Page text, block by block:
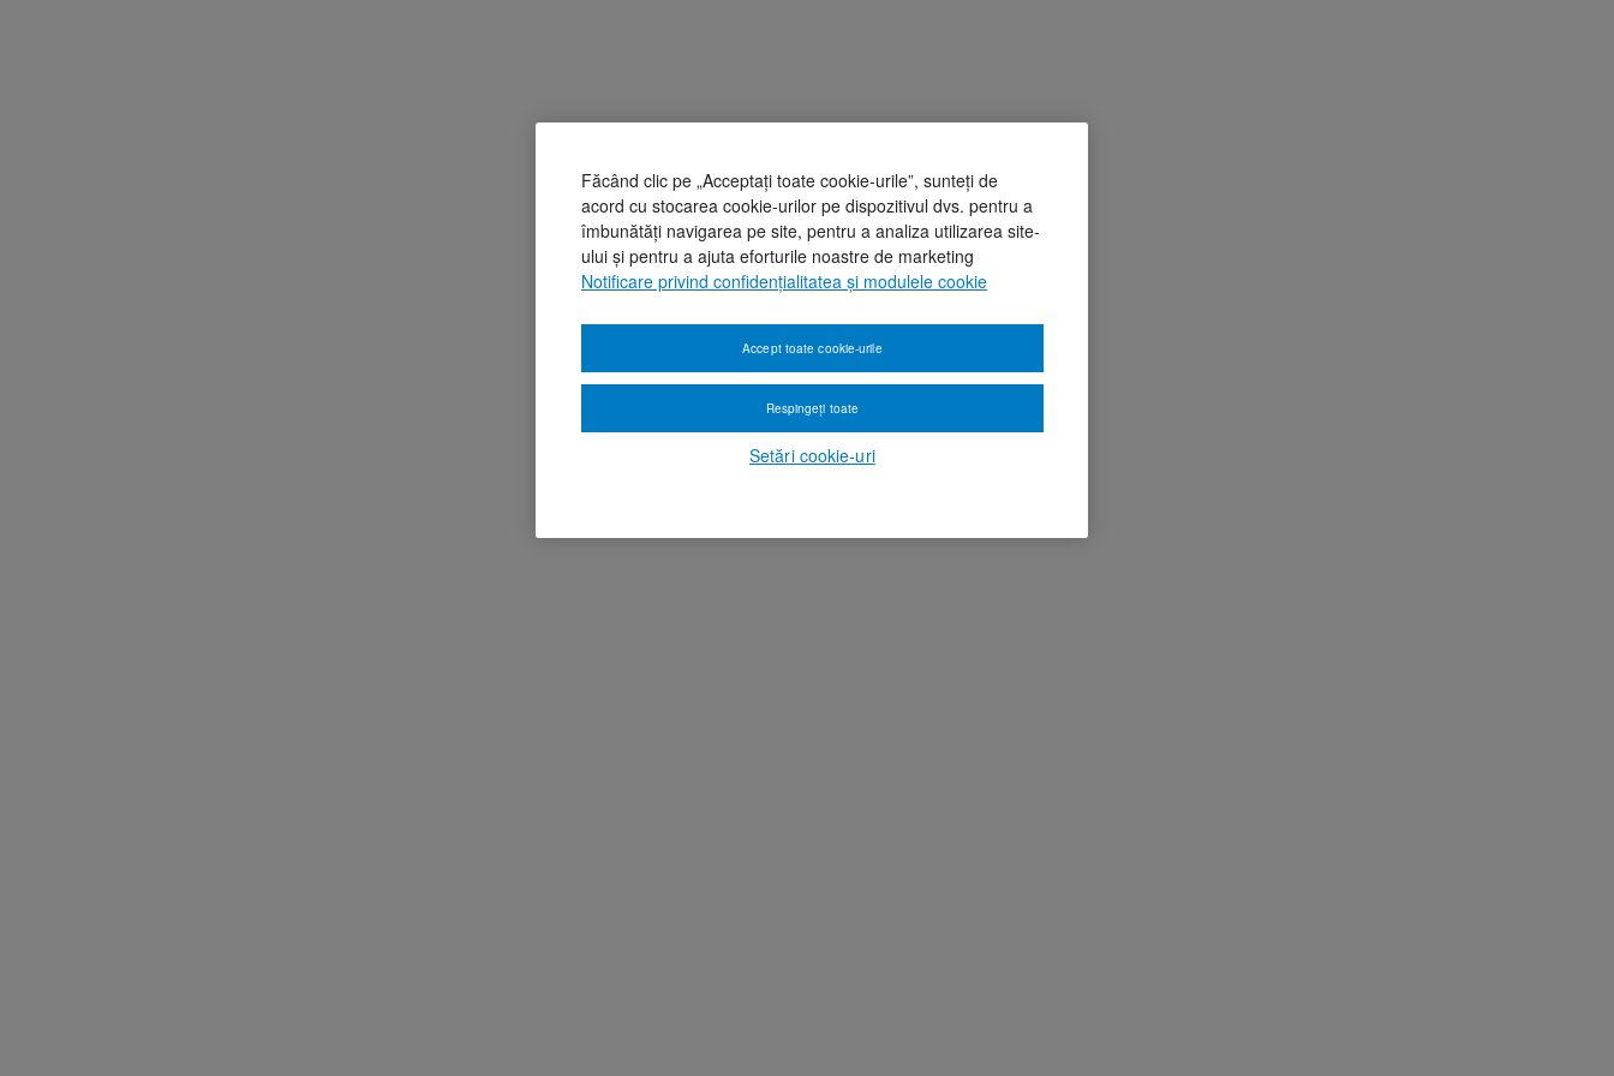
Făcând clic pe „Acceptați toate cookie-urile”, sunteți de
acord cu stocarea cookie-urilor pe dispozitivul dvs. pentru a
îmbunătăți navigarea pe site, pentru a analiza utilizarea site-
ului și pentru a ajuta eforturile noastre de marketing
Notificare privind confidențialitatea și modulele cookie
Setări cookie-uri
Respingeți toate
Accept toate cookie-urile